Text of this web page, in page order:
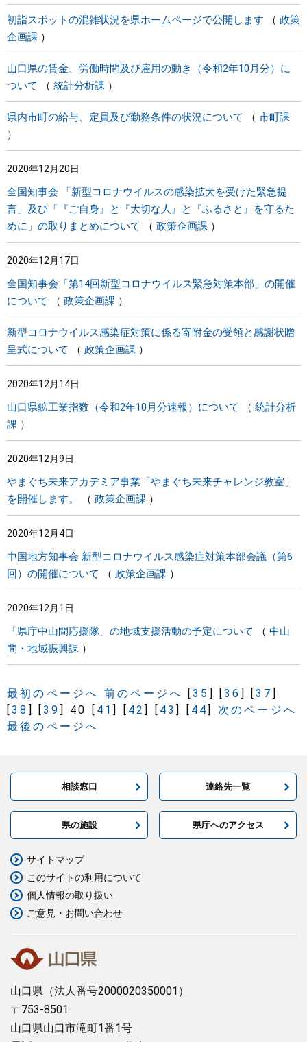
初詣スポットの混雑状況を県ホームページで公開します
政策
企画課
山口県の賃金、労働時間及び雇用の動き（令和2年10月分）に
ついて
統計分析課
県内市町の給与、定員及び勤務条件の状況について 市町課
2020年12月20日
全国知事会 「新型コロナウイルスの感染拡大を受けた緊急提
言」及び「『ご自身』と『大切な人』と『ふるさと』を守るた
めに」の取りまとめについて
政策企画課
2020年12月17日
全国知事会「第14回新型コロナウイルス緊急対策本部」の開催
について
政策企画課
新型コロナウイルス感染症対策に係る寄附金の受領と感謝状贈
呈式について
政策企画課
2020年12月14日
山口県鉱工業指数（令和2年10月分速報）について
統計分析
課
2020年12月9日
やまぐち未来アカデミア事業「やまぐち未来チャレンジ教室」
を開催します。
政策企画課
2020年12月4日
中国地方知事会 新型コロナウイルス感染症対策本部会議（第6
回）の開催について
政策企画課
2020年12月1日
「県庁中山間応援隊」の地域支援活動の予定について
中山
間・地域振興課
最初のページへ 前のページへ [35 ] [36 ] [37 ]
[38 ] [39 ] 40 [ 41] [ 42] [ 43] [ 44]
次のページへ
最後のページへ
相談窓口 連絡先一覧
県の施設 県庁へのアクセス
山口県 （法人番号2000020350001）
〒753-8501
山口県山口市滝町1番1号
サイトマップ
このサイトの利用について
個人情報の取り扱い
ご意見・お問い合わせ